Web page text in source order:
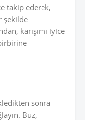
takip ederek,
şekilde
karışımı iyice
sonra
Buz,